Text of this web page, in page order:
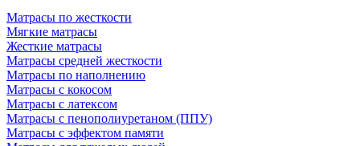
Матрасы по жесткости
Мягкие матрасы
Жесткие матрасы
Матрасы средней жесткости
Матрасы по наполнению
Матрасы с кокосом
Матрасы с латексом
Матрасы с пенополиуретаном (ППУ)
Матрасы с эффектом памяти